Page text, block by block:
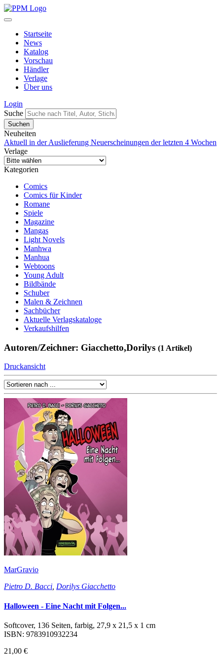
Startseite
News
Katalog
Vorschau
Händler
Verlage
Über uns
Login
Suche
Neuheiten
Aktuell in der Auslieferung Neuerscheinungen der letzten 4 Wochen
Verlage
Kategorien
Comics
Comics für Kinder
Romane
Spiele
Magazine
Mangas
Light Novels
Manhwa
Manhua
Webtoons
Young Adult
Bildbände
Schuber
Malen & Zeichnen
Sachbücher
Aktuelle Verlagskataloge
Verkaufshilfen
Autoren/Zeichner: Giacchetto,Dorilys (1 Artikel)
Druckansicht
MarGravio
Pietro D. Bacci, Dorilys Giacchetto
Halloween - Eine Nacht mit Folgen...
Softcover, 136 Seiten, farbig, 27,9 x 21,5 x 1 cm
ISBN: 9783910932234
21,00 €